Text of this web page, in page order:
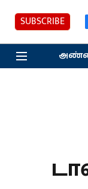
SUBSCRIBE